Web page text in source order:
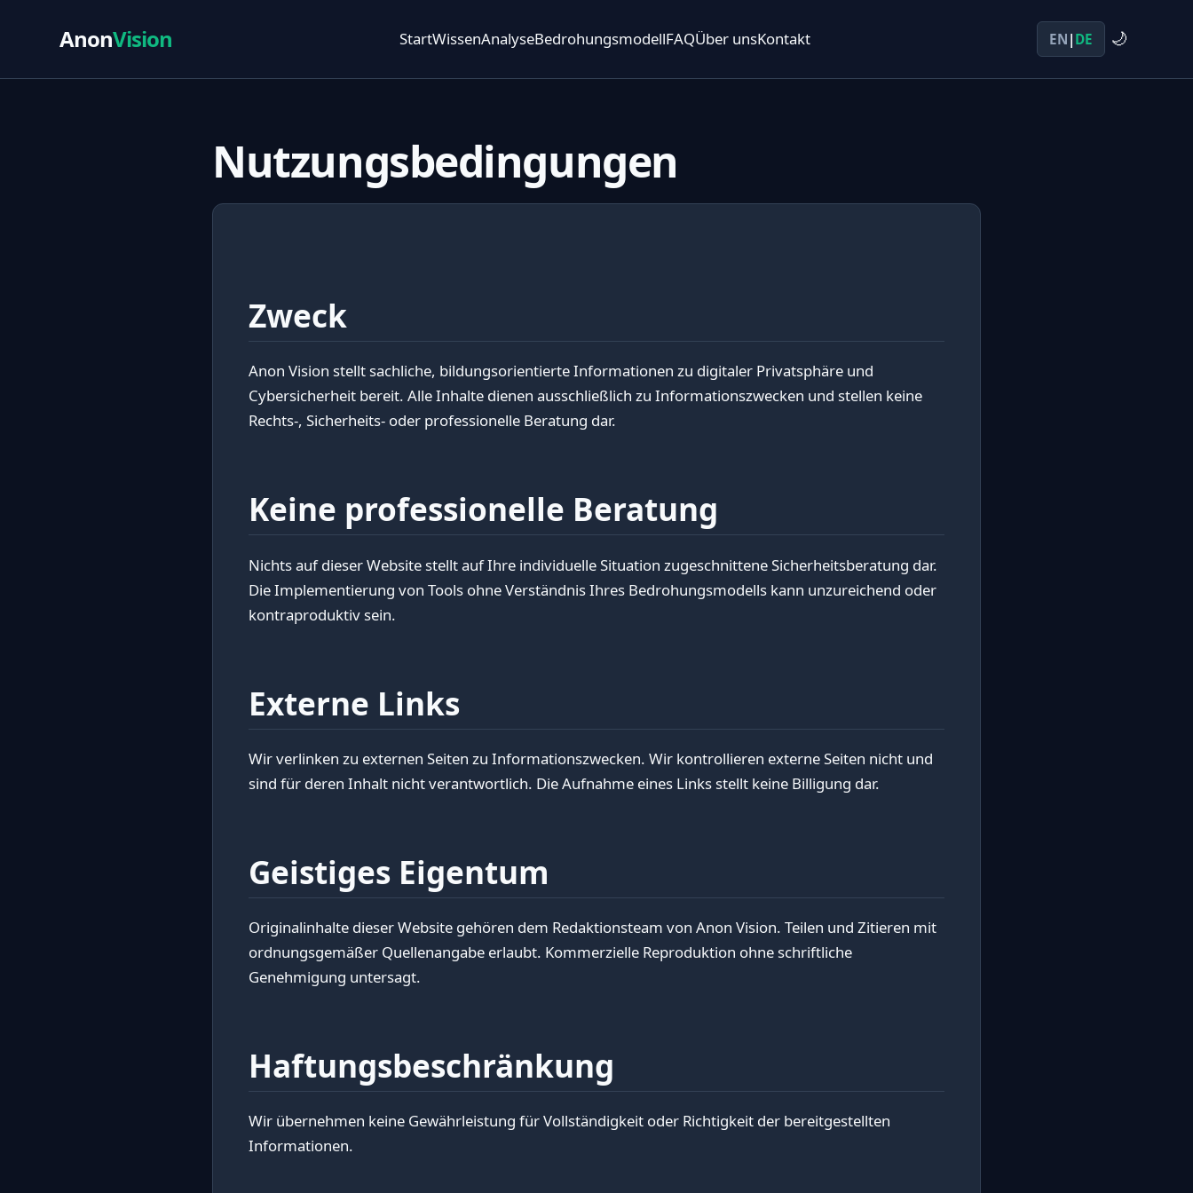
AnonVision StartWissenAnalyseBedrohungsmodellFAQÜber unsKontakt EN | DE 🌙
Nutzungsbedingungen
Zweck
Anon Vision stellt sachliche, bildungsorientierte Informationen zu digitaler Privatsphäre und
Cybersicherheit bereit. Alle Inhalte dienen ausschließlich zu Informationszwecken und stellen keine
Rechts-, Sicherheits- oder professionelle Beratung dar.
Keine professionelle Beratung
Nichts auf dieser Website stellt auf Ihre individuelle Situation zugeschnittene Sicherheitsberatung dar.
Die Implementierung von Tools ohne Verständnis Ihres Bedrohungsmodells kann unzureichend oder
kontraproduktiv sein.
Externe Links
Wir verlinken zu externen Seiten zu Informationszwecken. Wir kontrollieren externe Seiten nicht und
sind für deren Inhalt nicht verantwortlich. Die Aufnahme eines Links stellt keine Billigung dar.
Geistiges Eigentum
Originalinhalte dieser Website gehören dem Redaktionsteam von Anon Vision. Teilen und Zitieren mit
ordnungsgemäßer Quellenangabe erlaubt. Kommerzielle Reproduktion ohne schriftliche
Genehmigung untersagt.
Haftungsbeschränkung
Wir übernehmen keine Gewährleistung für Vollständigkeit oder Richtigkeit der bereitgestellten
Informationen.